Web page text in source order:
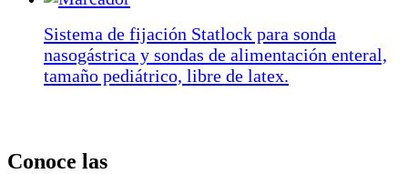
Sistema de fijación Statlock para sonda
nasogástrica y sondas de alimentación enteral,
tamaño pediátrico, libre de latex.
Conoce las